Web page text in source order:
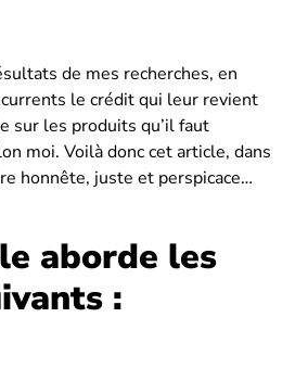
de mes recherches, en
le crédit qui leur revient
sur les produits qu’il faut
moi. Voilà donc cet article, dans
honnête, juste et perspicace…
aborde les
: